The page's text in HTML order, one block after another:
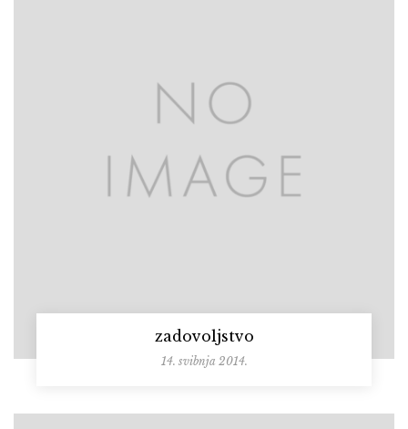
zadovoljstvo
14. svibnja 2014.